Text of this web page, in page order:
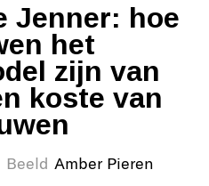
Jenner: hoe
het
zijn van
koste van
Beeld Amber Pieren